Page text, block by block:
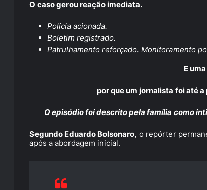
O caso gerou reação imediata.
Polícia acionada.
Boletim registrado.
Patrulhamento reforçado. Monitoramento
E
por que um jornalista foi até
O episódio foi descrito pela família como
Segundo Eduardo Bolsonaro, o repórter
após a abordagem inicial.